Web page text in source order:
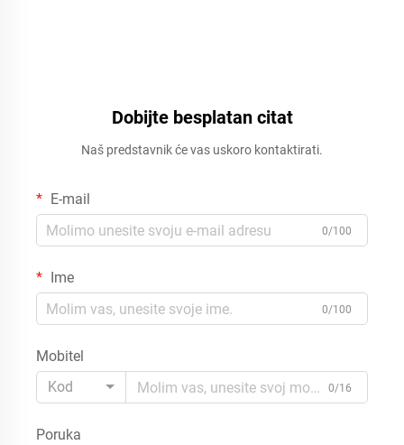
Dobijte besplatan citat
Naš predstavnik će vas uskoro kontaktirati.
E-mail
0/100
Ime
0/100
Mobitel
Kod
0/16
Poruka